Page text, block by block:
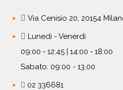
Via Cenisio 20, 20154
Lunedì - Venerdì
09:00 ‐ 12:45 | 14:00 ‐ 18:00
Sabato: 09:00 - 13.00
02 336681